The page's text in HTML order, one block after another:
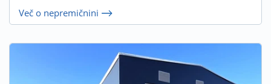
Več o nepremičnini